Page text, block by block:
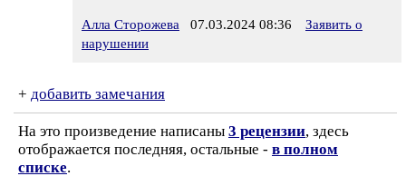
Алла Сторожева 07.03.2024 08:36
Заявить о
нарушении
+ добавить замечания
На это произведение написаны 3 рецензии, здесь
отображается последняя, остальные - в полном
списке.